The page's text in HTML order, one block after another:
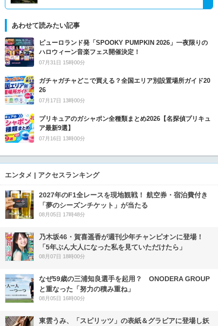
あわせて読みたい記事
ピューロランド発「SPOOKY PUMPKIN 2026」一夜限りの
ハロウィーン音楽フェス開催決定！
07月31日 15時00分
ガチャガチャどこで買える？全国エリア別設置場所ガイド20
26
07月17日 13時00分
プリキュアのガシャポン全種類まとめ2026【名探偵プリキュ
ア最新9選】
07月16日 13時00分
エンタメ | アクセスランキング
2027年のF1全レースを現地観戦！ 航空券・宿泊費付き
「夢のシーズンチケット」が当たる
08月05日 17時48分
乃木坂46・賀喜遥香が週刊少年チャンピオンに登場！
「5年ぶん大人になった私を見ていただけたら」
08月07日 18時00分
なぜ59歳の三浦知良選手を起用？ ONODERA GROUP
と重なった「努力の積み重ね」
08月05日 16時00分
東雲うみ、「スピリッツ」の表紙＆グラビアに登場し妖